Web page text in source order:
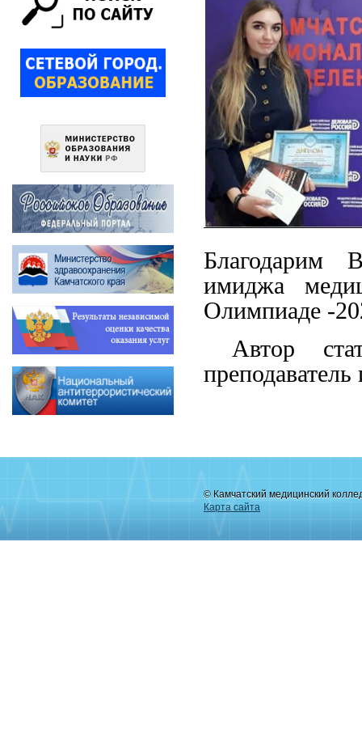
Благодарим
имиджа
Олимпиаде -
Автор
© Камчатский медицинский
Карта сайта